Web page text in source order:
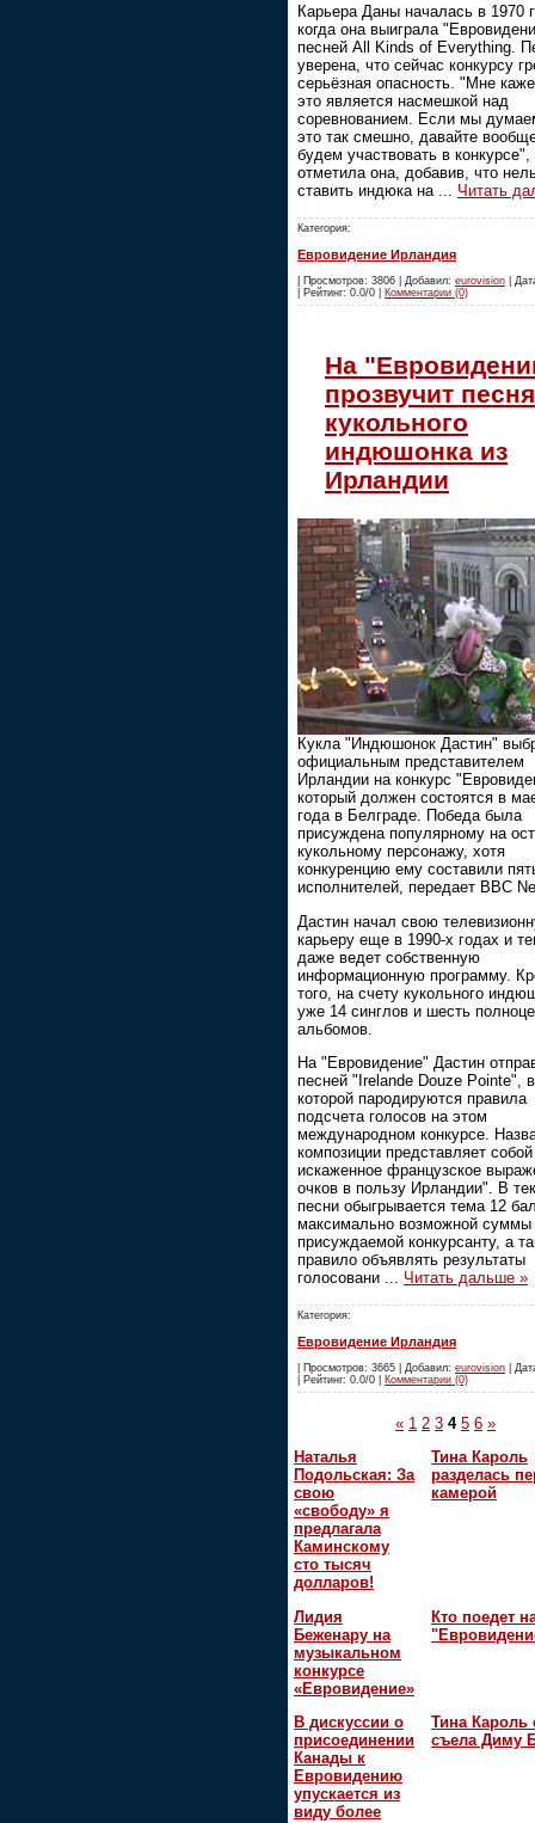
Карьера Даны началась в 1970
когда она выиграла
песней All Kinds of Everything.
уверена, что сейчас конкурсу
серьёзная опасность. "Мне
это является насмешкой над
соревнованием. Если мы
это так смешно, давайте
будем участвовать в конкурсе",
отметила она, добавив, что
ставить индюка на
Читать
Категория:
Евровидение Ирландия
| Просмотров: 3806 | Добавил: eurovision |
| Рейтинг: 0.0/0 | Комментарии (0)
На
прозвучит песня
кукольного
индюшонка из
Ирландии
Кукла "Индюшонок Дастин"
официальным представителем
Ирландии на конкурс
который должен состоятся в
года в Белграде. Победа была
присуждена популярному на
кукольному персонажу, хотя
конкуренцию ему составили
исполнителей, передает BBC
Дастин начал свою
карьеру еще в 1990-х годах и
даже ведет собственную
информационную программу.
того, на счету кукольного
уже 14 синглов и шесть
альбомов.
На "Евровидение" Дастин
песней "Irelande Douze Pointe", в
которой пародируются правила
подсчета голосов на этом
международном конкурсе.
композиции представляет собой
искаженное французское
очков в пользу Ирландии". В
песни обыгрывается тема 12
максимально возможной суммы
присуждаемой конкурсанту, а
правило объявлять результаты
голосовани ... Читать дальше »
Категория:
Евровидение Ирландия
| Просмотров: 3665 | Добавил: eurovision |
| Рейтинг: 0.0/0 | Комментарии (0)
« 1 2 3 4 5 6 »
Наталья
Подольская: За
свою
«свободу» я
предлагала
Каминскому
сто тысяч
долларов!
Тина Кароль
разделась
камерой
Лидия
Беженару на
музыкальном
конкурсе
«Евровидение»
Кто поедет
В дискуссии о
присоединении
Канады к
Евровидению
упускается из
виду более
Тина Кароль
съела Диму